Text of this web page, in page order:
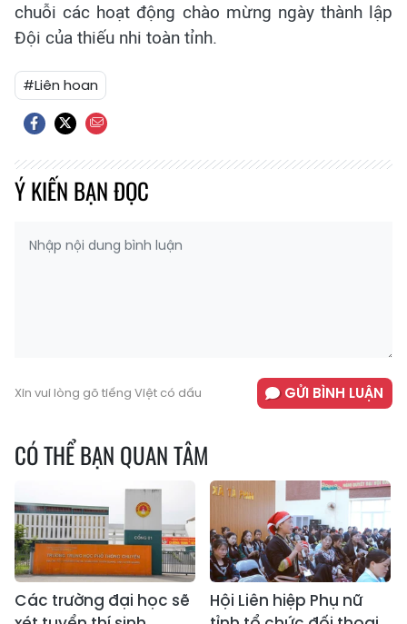
chuỗi các hoạt động chào mừng ngày thành lập
Đội của thiếu nhi toàn tỉnh.
#Liên hoan
Ý KIẾN BẠN ĐỌC
Xin vui lòng gõ tiếng Việt có dấu GỬI BÌNH LUẬN
CÓ THỂ BẠN QUAN TÂM
Các trường đại học sẽ
Hội Liên hiệp Phụ nữ